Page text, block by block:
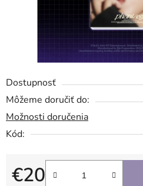
Dostupnosť
Môžeme doručiť do:
Možnosti doručenia
Kód:
€20